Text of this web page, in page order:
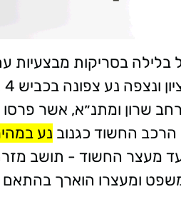
שרון ומתנ״א, אשר פרסו
החשוד כגנוב
ומעצרו הוארך